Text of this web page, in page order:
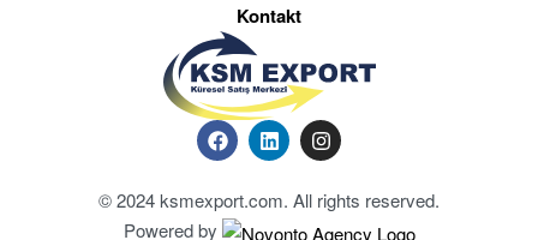
Kontakt
© 2024 ksmexport.com. All rights reserved.
Powered by